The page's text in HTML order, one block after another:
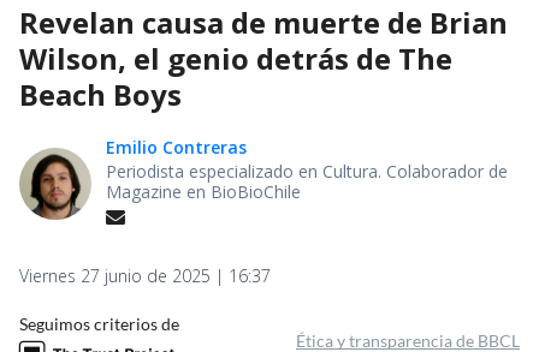
Revelan causa de muerte de Brian
Wilson, el genio detrás de The
Beach Boys
Emilio Contreras
Periodista especializado en Cultura. Colaborador de
Magazine en BioBioChile
Viernes 27 junio de 2025 | 16:37
Seguimos criterios de
Ética y transparencia de BBCL